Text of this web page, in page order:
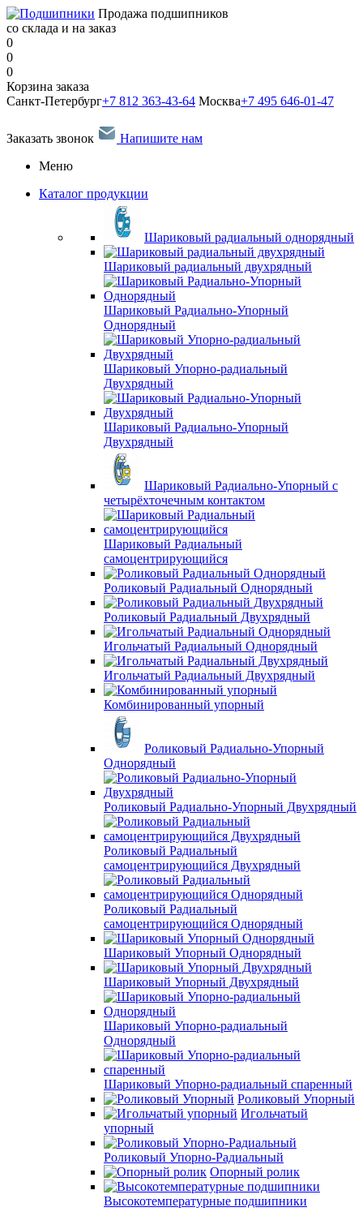
Продажа подшипников
со склада и на заказ
0
0
0
Корзина заказа
Санкт-Петербург+7 812 363-43-64 Москва+7 495 646-01-47
Заказать звонок
Напишите нам
Меню
Каталог продукции
Шариковый радиальный однорядный
Шариковый радиальный двухрядный
Шариковый Радиально-Упорный
Однорядный
Шариковый Упорно-радиальный
Двухрядный
Шариковый Радиально-Упорный
Двухрядный
Шариковый Радиально-Упорный с
четырёхточечным контактом
Шариковый Радиальный
самоцентрирующийся
Роликовый Радиальный Однорядный
Роликовый Радиальный Двухрядный
Игольчатый Радиальный Однорядный
Игольчатый Радиальный Двухрядный
Комбинированный упорный
Роликовый Радиально-Упорный
Однорядный
Роликовый Радиально-Упорный Двухрядный
Роликовый Радиальный
самоцентрирующийся Двухрядный
Роликовый Радиальный
самоцентрирующийся Однорядный
Шариковый Упорный Однорядный
Шариковый Упорный Двухрядный
Шариковый Упорно-радиальный
Однорядный
Шариковый Упорно-радиальный спаренный
Роликовый Упорный
Игольчатый
упорный
Роликовый Упорно-Радиальный
Опорный ролик
Высокотемпературные подшипники